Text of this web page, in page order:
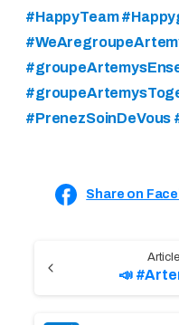
#HappyTeam
#PrenezSoinDeVous
Share on
📣